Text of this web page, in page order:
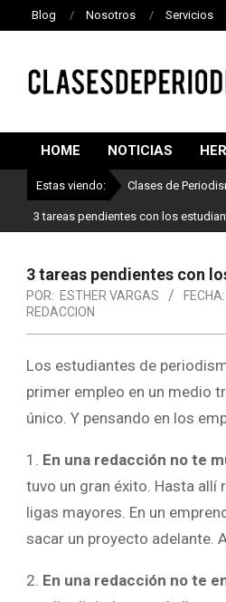
Blog Nosotros Servicios
DE
HOME NOTICIAS
Estas viendo: Clases de
3 tareas pendientes con los
3 tareas pendientes con
POR: ESTHER VARGAS FECHA:
REDACCION
Los estudiantes de
primer empleo en un medio
único. Y pensando en los
1. En una redacción no te
tuvo un gran éxito. Hasta allí
ligas mayores. En un
sacar un proyecto adelante.
2. En una redacción no te